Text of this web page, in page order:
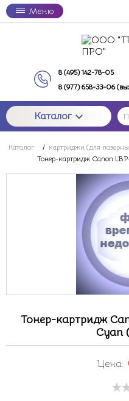
Меню
8 (495) 142-78-05
8 (977) 658-33-06
Каталог
Каталог / картриджи (для
Тонер-картридж Canon
Тонер-картридж
Cyan
Цена: